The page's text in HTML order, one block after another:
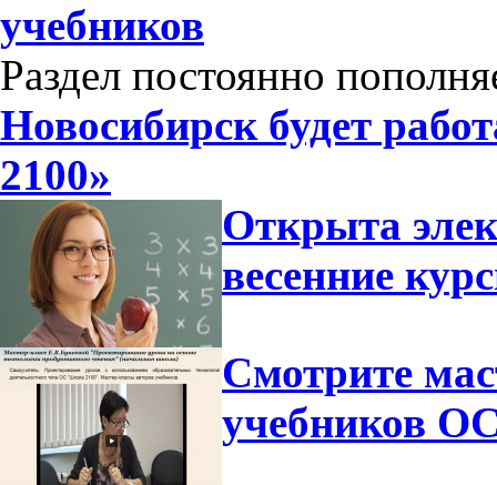
учебников
Раздел постоянно
Новосибирск будет
2100»
Открыта
весенние
Смотрите
учебников